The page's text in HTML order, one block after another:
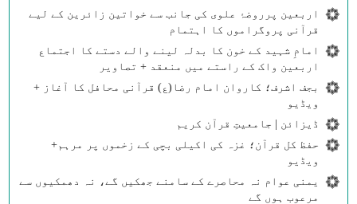
اربعین پرروضۂ علوی کی جانب سے خواتین زائرین کے لیے
قرآنی پروگراموں کا اہتمام
امامِ شہید کے خون کا بدلہ لینے والے دستے کا اجتماع
اربعین واک کے راستے میں منعقد + تصاویر
بجف اشرف؛ کاروان امام رضا(ع) قرآنی محافل کا آغاز +
ویڈیو
ڈیزائن | جامعیتِ قرآن کریم
حفظ کل قرآن؛ غزہ کی اکیلی بچی کے زخموں پر مرہم+
ویڈیو
یمنی عوام نہ محاصرے کے سامنے جھکیں گے، نہ دھمکیوں سے
مرعوب ہوں گے